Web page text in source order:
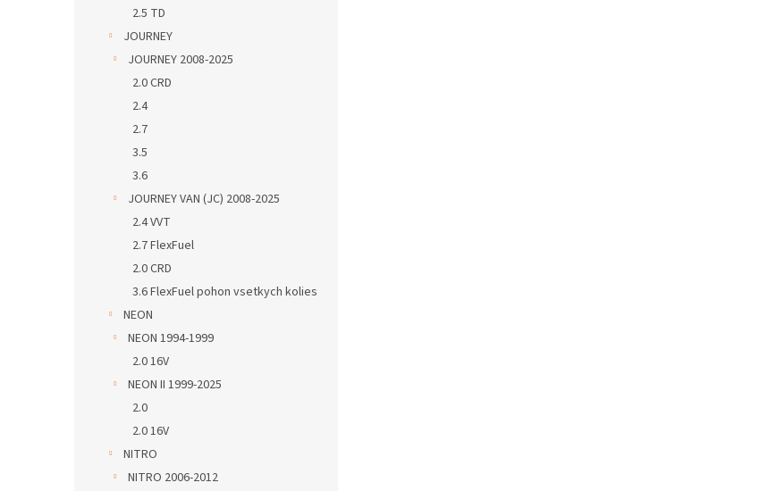
2.5 TD
JOURNEY
JOURNEY 2008-2025
2.0 CRD
2.4
2.7
3.5
3.6
JOURNEY VAN (JC) 2008-2025
2.4 VVT
2.7 FlexFuel
2.0 CRD
3.6 FlexFuel pohon vsetkych kolies
NEON
NEON 1994-1999
2.0 16V
NEON II 1999-2025
2.0
2.0 16V
NITRO
NITRO 2006-2012